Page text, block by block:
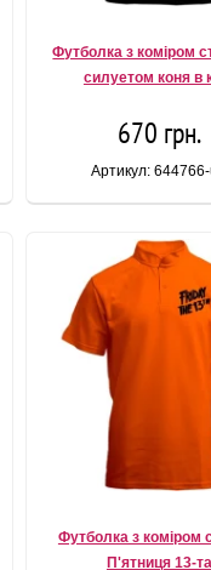
Футболка з коміром
силуетом коня в
670 грн.
Артикул:
Футболка з коміром
П'ятниця 13-та